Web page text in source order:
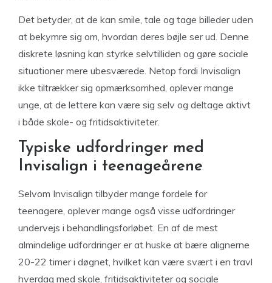
Det betyder, at de kan smile, tale og tage billeder uden
at bekymre sig om, hvordan deres bøjle ser ud. Denne
diskrete løsning kan styrke selvtilliden og gøre sociale
situationer mere ubesværede. Netop fordi Invisalign
ikke tiltrækker sig opmærksomhed, oplever mange
unge, at de lettere kan være sig selv og deltage aktivt
i både skole- og fritidsaktiviteter.
Typiske udfordringer med
Invisalign i teenageårene
Selvom Invisalign tilbyder mange fordele for
teenagere, oplever mange også visse udfordringer
undervejs i behandlingsforløbet. En af de mest
almindelige udfordringer er at huske at bære alignerne
20-22 timer i døgnet, hvilket kan være svært i en travl
hverdag med skole, fritidsaktiviteter og sociale